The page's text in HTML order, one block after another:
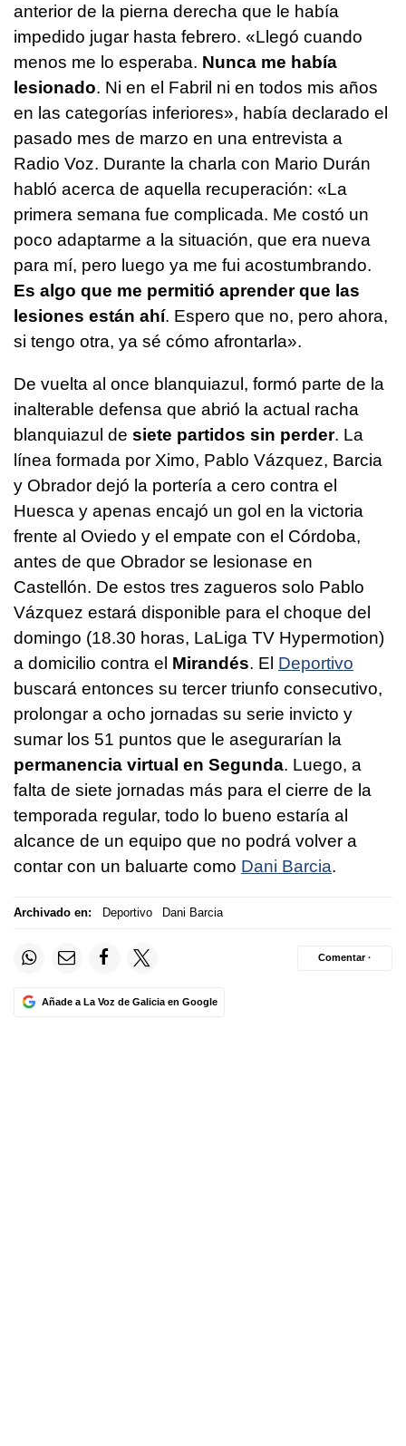
anterior de la pierna derecha que le había
impedido jugar hasta febrero. «Llegó cuando
menos me lo esperaba. Nunca me había
lesionado. Ni en el Fabril ni en todos mis años
en las categorías inferiores», había declarado el
pasado mes de marzo en una entrevista a
Radio Voz. Durante la charla con Mario Durán
habló acerca de aquella recuperación: «La
primera semana fue complicada. Me costó un
poco adaptarme a la situación, que era nueva
para mí, pero luego ya me fui acostumbrando.
Es algo que me permitió aprender que las
lesiones están ahí. Espero que no, pero ahora,
si tengo otra, ya sé cómo afrontarla».
De vuelta al once blanquiazul, formó parte de la
inalterable defensa que abrió la actual racha
blanquiazul de siete partidos sin perder. La
línea formada por Ximo, Pablo Vázquez, Barcia
y Obrador dejó la portería a cero contra el
Huesca y apenas encajó un gol en la victoria
frente al Oviedo y el empate con el Córdoba,
antes de que Obrador se lesionase en
Castellón. De estos tres zagueros solo Pablo
Vázquez estará disponible para el choque del
domingo (18.30 horas, LaLiga TV Hypermotion)
a domicilio contra el Mirandés. El Deportivo
buscará entonces su tercer triunfo consecutivo,
prolongar a ocho jornadas su serie invicto y
sumar los 51 puntos que le asegurarían la
permanencia virtual en Segunda. Luego, a
falta de siete jornadas más para el cierre de la
temporada regular, todo lo bueno estaría al
alcance de un equipo que no podrá volver a
contar con un baluarte como Dani Barcia.
Archivado en: Deportivo Dani Barcia
Añade a La Voz de Galicia en Google
Comentar ·